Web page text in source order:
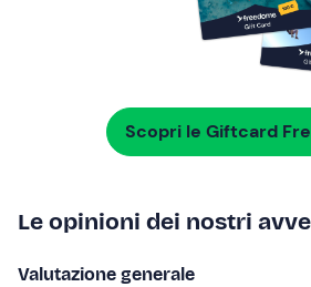
Scopri le Giftcard
Le opinioni dei nostri
Valutazione generale